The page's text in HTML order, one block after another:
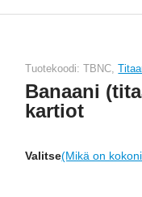
Tuotekoodi: TBNC,
Banaani
kartiot
Valitse(Mikä on